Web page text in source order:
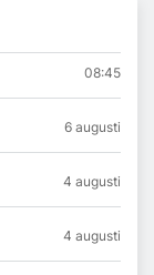
08:45
6 augusti
4 augusti
4 augusti